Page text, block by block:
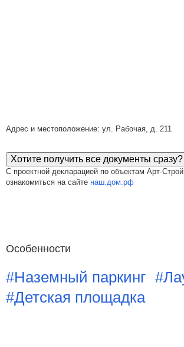
Адрес и местоположение: ул. Рабочая, д. 211
Хотите получить все документы сразу?
С проектной декларацией по объектам Арт-
ознакомиться на сайте наш.дом.рф
Особенности
#Наземный паркинг
#Детская площадка